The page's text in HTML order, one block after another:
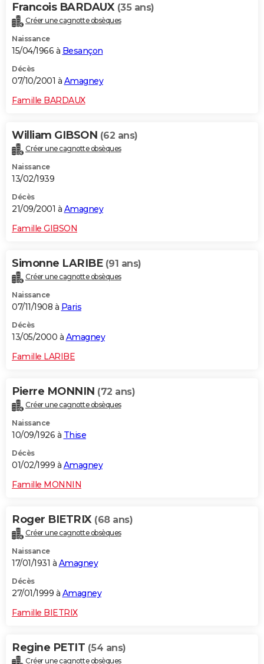
Francois BARDAUX (35 ans)
Créer une cagnotte obsèques
Naissance
15/04/1966 à Besançon
Décès
07/10/2001 à Amagney
Famille BARDAUX
William GIBSON (62 ans)
Créer une cagnotte obsèques
Naissance
13/02/1939
Décès
21/09/2001 à Amagney
Famille GIBSON
Simonne LARIBE (91 ans)
Créer une cagnotte obsèques
Naissance
07/11/1908 à Paris
Décès
13/05/2000 à Amagney
Famille LARIBE
Pierre MONNIN (72 ans)
Créer une cagnotte obsèques
Naissance
10/09/1926 à Thise
Décès
01/02/1999 à Amagney
Famille MONNIN
Roger BIETRIX (68 ans)
Créer une cagnotte obsèques
Naissance
17/01/1931 à Amagney
Décès
27/01/1999 à Amagney
Famille BIETRIX
Regine PETIT (54 ans)
Créer une cagnotte obsèques